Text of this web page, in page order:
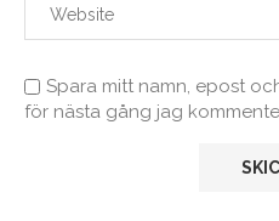
Spara mitt namn, epost
för nästa gång jag